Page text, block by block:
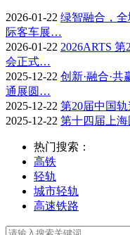
2026-01-22 绿智融合，
际客车展…
2026-01-22 2026ARTS
会正式…
2025-12-22 创新·融合·
通展圆…
2025-12-22 第20届中国
2025-12-22 第十四届上海
热门搜索：
高铁
轻轨
城市轻轨
高速铁路